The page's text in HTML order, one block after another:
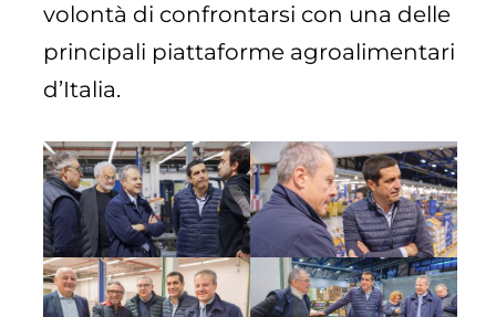
volontà di confrontarsi con una delle
principali piattaforme agroalimentari
d’Italia.